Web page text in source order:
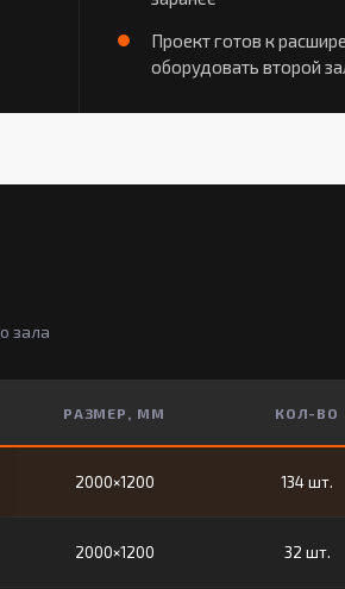
Проект готов к
оборудовать второй
зала
РАЗМЕР, ММ КОЛ-ВО
2000×1200 134 шт.
2000×1200 32 шт.